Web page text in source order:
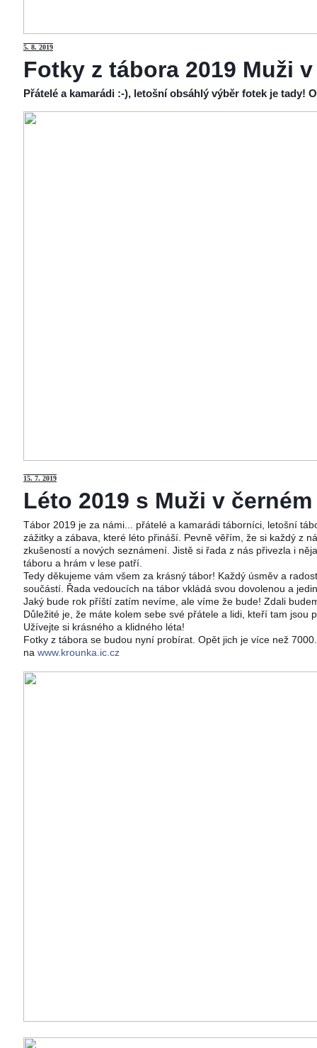
5. 8. 2019
Fotky z tábora 2019 Muži
Přátelé a kamarádi :-), letošní obsáhlý výběr fotek je tady!
15. 7. 2019
Léto 2019 s Muži v
Tábor 2019 je za námi... přátelé a kamarádi táborníci, letošní
zážitky a zábava, které léto přináší. Pevně věřím, že si každý z
zkušeností a nových seznámení. Jistě si řada z nás přivezla i
táboru a hrám v lese patří.
Tedy děkujeme vám všem za krásný tábor! Každý úsměv a
součástí. Řada vedoucích na tábor vkládá svou dovolenou a
Jaký bude rok příští zatím nevíme, ale víme že bude! Zdali
Důležité je, že máte kolem sebe své přátele a lidi, kteří tam jsou
Užívejte si krásného a klidného léta!
Fotky z tábora se budou nyní probírat. Opět jich je více než
na www.krounka.ic.cz